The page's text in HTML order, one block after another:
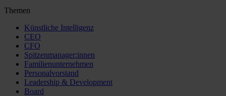
Themen
Künstliche Intelligenz
CEO
CFO
Spitzenmanager:innen
Familienunternehmen
Personalvorstand
Leadership & Development
Board